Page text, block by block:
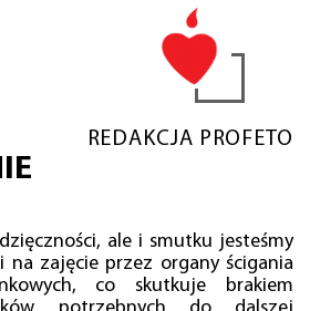
REDAKCJA PROFETO
ale i smutku jesteśmy
na zajęcie przez organy ścigania
co skutkuje brakiem